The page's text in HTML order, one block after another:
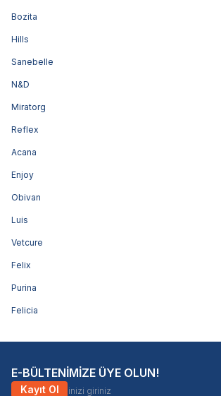
Bozita
Hills
Sanebelle
N&D
Miratorg
Reflex
Acana
Enjoy
Obivan
Luis
Vetcure
Felix
Purina
Felicia
E-BÜLTENİMİZE ÜYE OLUN!
Kayıt Ol